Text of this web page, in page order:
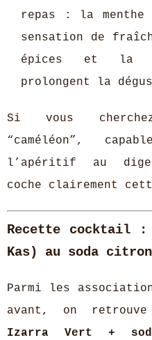
repas : la menthe
sensation de
épices et la
prolongent la
Si vous
“caméléon”,
l’apéritif au
coche clairement
Recette cocktail
Kas) au soda citron
Parmi les
avant, on
Izarra Vert +